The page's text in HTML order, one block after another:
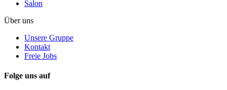
Salon
Über uns
Unsere Gruppe
Kontakt
Freie Jobs
Folge uns auf